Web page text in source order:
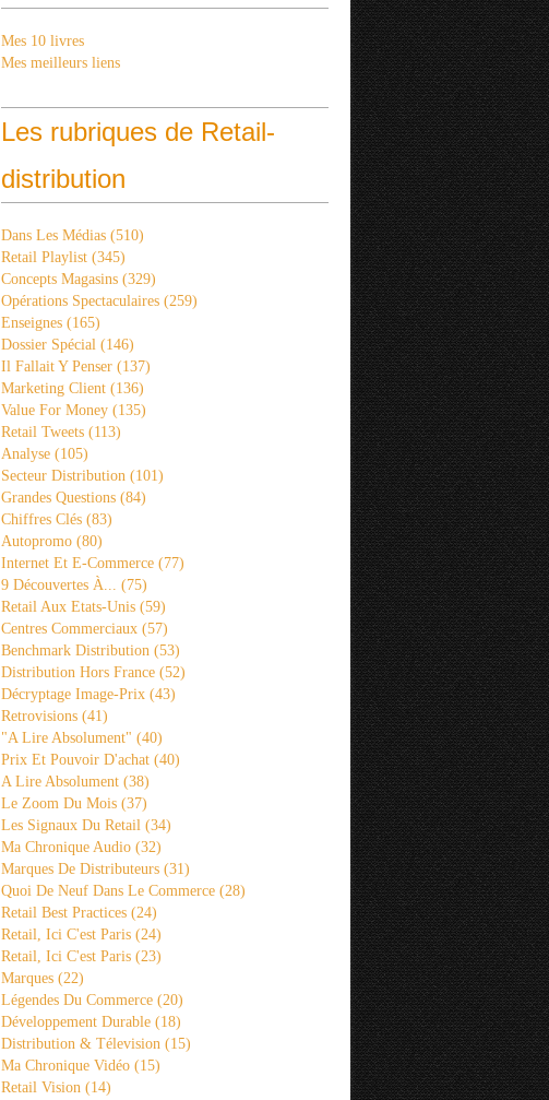
Mes 10 livres
Mes meilleurs liens
Les rubriques de Retail-
distribution
Dans Les Médias (510)
Retail Playlist (345)
Concepts Magasins (329)
Opérations Spectaculaires (259)
Enseignes (165)
Dossier Spécial (146)
Il Fallait Y Penser (137)
Marketing Client (136)
Value For Money (135)
Retail Tweets (113)
Analyse (105)
Secteur Distribution (101)
Grandes Questions (84)
Chiffres Clés (83)
Autopromo (80)
Internet Et E-Commerce (77)
9 Découvertes À... (75)
Retail Aux Etats-Unis (59)
Centres Commerciaux (57)
Benchmark Distribution (53)
Distribution Hors France (52)
Décryptage Image-Prix (43)
Retrovisions (41)
"a Lire Absolument" (40)
Prix Et Pouvoir D'achat (40)
A Lire Absolument (38)
Le Zoom Du Mois (37)
Les Signaux Du Retail (34)
Ma Chronique Audio (32)
Marques De Distributeurs (31)
Quoi De Neuf Dans Le Commerce (28)
Retail Best Practices (24)
Retail, Ici C'est Paris (24)
Retail, Ici C'est Paris (23)
Marques (22)
Légendes Du Commerce (20)
Développement Durable (18)
Distribution & Télevision (15)
Ma Chronique Vidéo (15)
Retail Vision (14)